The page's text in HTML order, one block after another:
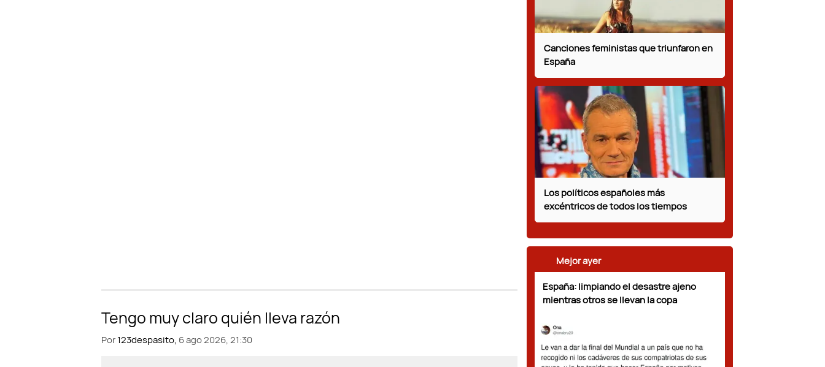
Por123despasito, 6 ago 2026, 21:30
Canciones feministas que triunfaron en
España
Los políticos españoles más
excéntricos de todos los tiempos
Mejor ayer
España: limpiando el desastre ajeno
mientras otros se llevan la copa